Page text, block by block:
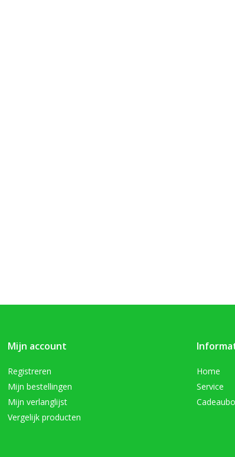
Mijn account
Registreren
Mijn bestellingen
Mijn verlanglijst
Vergelijk producten
Home
Service